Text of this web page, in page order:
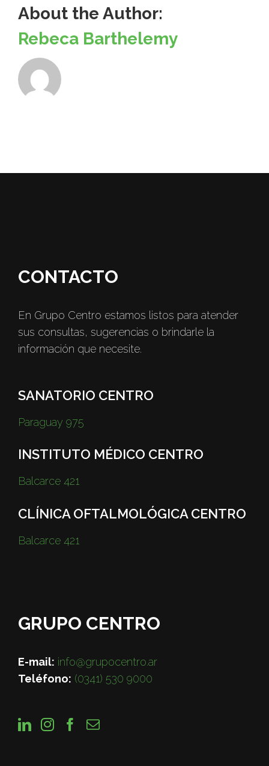
About the Author:
Rebeca Barthelemy
CONTACTO
En Grupo Centro estamos listos para atender
sus consultas, sugerencias o brindarle la
información que necesite.
SANATORIO CENTRO
Paraguay 975
INSTITUTO MÉDICO CENTRO
Balcarce 421
CLÍNICA OFTALMOLÓGICA CENTRO
Balcarce 421
GRUPO CENTRO
E-mail: info@grupocentro.ar
Teléfono: (0341) 530 9000